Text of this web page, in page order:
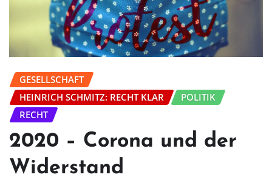
GESELLSCHAFT
HEINRICH SCHMITZ: RECHT KLAR
POLITIK
RECHT
2020 – Corona und der
Widerstand